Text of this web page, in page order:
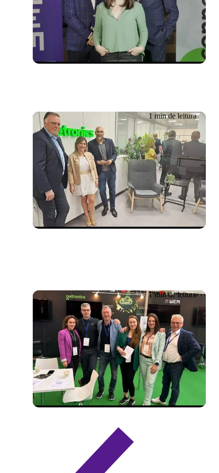
No-Code Cloud ” em
Santiago do Chile
1 min de leitura
Evento passado07/06/2023
Inauguração do Centro de
Operações de Segurança
da Getronics
1 min de leitura
Evento já realizado 11/05/2023 – 12/05/2023
Cloud Expo Frankfurt 2023